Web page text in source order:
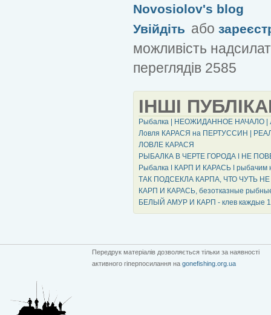
Novosiolov's blog
Увійдіть або
можливість
переглядів 2585
ІНШІ
Рыбалка | НЕОЖИДАННОЕ НАЧАЛО
Ловля КАРАСЯ на ПЕРТУССИН |
ЛОВЛЕ КАРАСЯ
РЫБАЛКА В ЧЕРТЕ ГОРОДА ǀ НЕ
Рыбалка ǀ КАРП И КАРАСЬ ǀ
ТАК ПОДСЕКЛА КАРПА, ЧТО ЧУТЬ
КАРП И КАРАСЬ, безотказные
БЕЛЫЙ АМУР И КАРП - клев каждые
Передрук матеріалів дозволяється тільки за наявності
активного гіперпосилання на gonefishing.org.ua